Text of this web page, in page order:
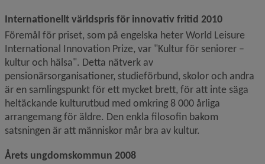
Internationellt världspris för innovativ fritid 2010
Föremål för priset, som på engelska heter World Leisure
International Innovation Prize, var "Kultur för seniorer –
kultur och hälsa". Detta nätverk av
pensionärsorganisationer, studieförbund, skolor och andra
är en samlingspunkt för ett mycket brett, för att inte säga
heltäckande kulturutbud med omkring 8 000 årliga
arrangemang för äldre. Den enkla filosofin bakom
satsningen är att människor mår bra av kultur.
Årets ungdomskommun 2008